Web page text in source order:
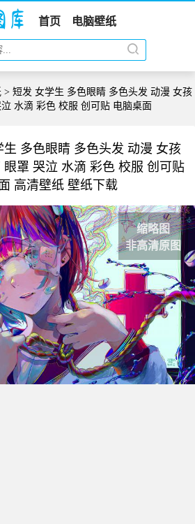
首页 电脑壁纸
> 短发 女学生 多色眼睛 多色头发 动漫 女孩
水滴 彩色 校服 创可贴 电脑桌面
生 多色眼睛 多色头发 动漫 女孩
罩 哭泣 水滴 彩色 校服 创可贴
高清壁纸 壁纸下载
缩略图
非高清原图